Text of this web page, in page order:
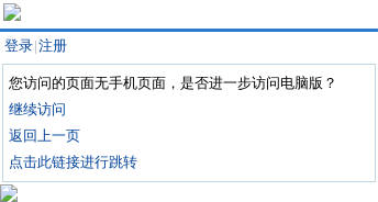
登录 注册
您访问的页面无手机页面，是否进一步访问电脑版？
继续访问
返回上一页
点击此链接进行跳转